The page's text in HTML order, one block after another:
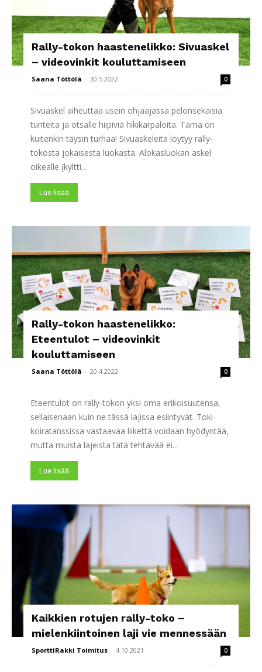
Rally-tokon haastenelikko: Sivuaskel
– videovinkit kouluttamiseen
Saana Töttölä - 30.5.2022 0
Sivuaskel aiheuttaa usein ohjaajassa pelonsekaisia
tunteita ja otsalle hiipiviä hikikarpaloita. Tämä on
kuitenkin täysin turhaa! Sivuaskeleita löytyy rally-
tokosta jokaisesta luokasta. Alokasluokan askel
oikealle (kyltti...
Lue lisää
Rally-tokon haastenelikko:
Eteentulot – videovinkit
kouluttamiseen
Saana Töttölä - 20.4.2022 0
Eteentulot on rally-tokon yksi oma erikoisuutensa,
sellaisenaan kuin ne tässä lajissa esiintyvät. Toki
koiratanssissa vastaavaa liikettä voidaan hyödyntää,
mutta muista lajeista tätä tehtävää ei...
Lue lisää
Kaikkien rotujen rally-toko –
mielenkiintoinen laji vie mennessään
SporttiRakki Toimitus - 4.10.2021 0